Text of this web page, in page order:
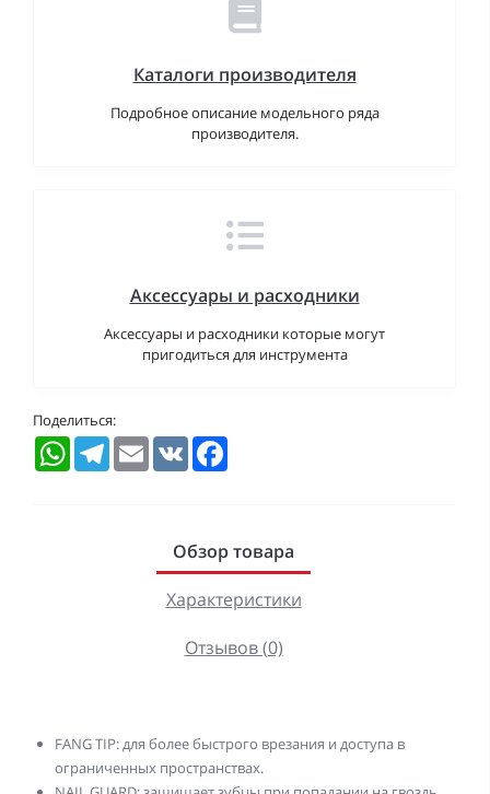
Каталоги производителя
Подробное описание модельного ряда
производителя.
Аксессуары и расходники
Аксессуары и расходники которые могут
пригодиться для инструмента
Поделиться:
WhatsAppTelegramEmail VK
Обзор товара
Характеристики
Отзывов (0)
FANG TIP: для более быстрого врезания и доступа в
ограниченных пространствах.